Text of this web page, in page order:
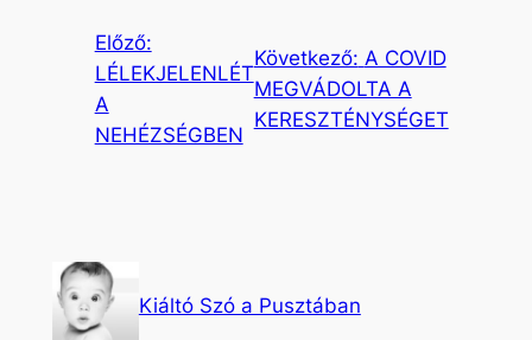
Előző:
LÉLEKJELENLÉT
A
NEHÉZSÉGBEN
Következő: A COVID
MEGVÁDOLTA A
KERESZTÉNYSÉGET
Kiáltó Szó a Pusztában